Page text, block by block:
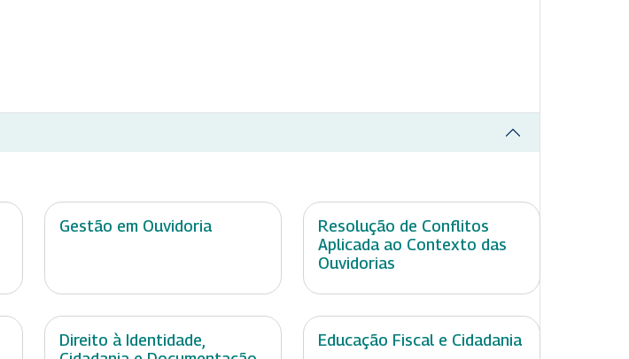
Gestão em Ouvidoria
Resolução de Conflitos
Aplicada ao Contexto das
Ouvidorias
Direito à Identidade,
Educação Fiscal e Cidadania